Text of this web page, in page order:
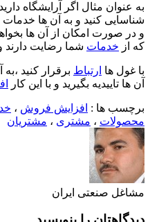
به عنوان مثال اگر آرایشگاه
شناسایی کنید و به آن ها خدمات
و در صورت امکان از آن ها
که از خدمات شما رضایت دارند
با غول ها ارتباط برقرار کنید
آن ها تاییدیه بگیرید و با این کار
برچسب ها : افزایش فروش ،
محصولات ، مشتری ، مشتریان
مشاغل صنعتی ایران